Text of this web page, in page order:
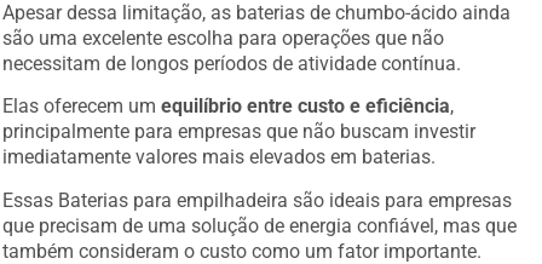
Apesar dessa limitação, as baterias de chumbo-ácido ainda
são uma excelente escolha para operações que não
necessitam de longos períodos de atividade contínua.
Elas oferecem umequilíbrio entre custo e eficiência,
principalmente para empresas que não buscam investir
imediatamente valores mais elevados em baterias.
Essas Baterias para empilhadeira são ideais para empresas
que precisam de uma solução de energia confiável, mas que
também consideram o custo como um fator importante.